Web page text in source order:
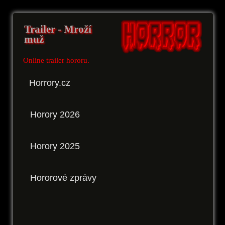
Trailer - Mroží
muž
Online trailer hororu.
Horrory.cz
Horory 2026
Horory 2025
Hororové zprávy